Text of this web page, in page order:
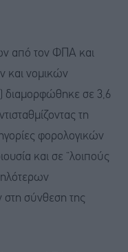
από τον ΦΠΑ και
και νομικών
σε 3,6
τη
φορολογικών
και σε “λοιπούς
στη σύνθεση της